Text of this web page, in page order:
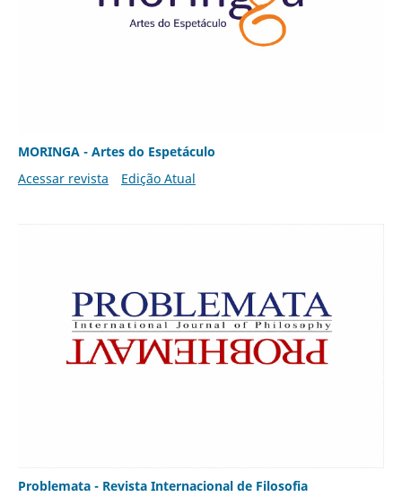
MORINGA - Artes do Espetáculo
Acessar revista
Edição Atual
Problemata - Revista Internacional de Filosofia